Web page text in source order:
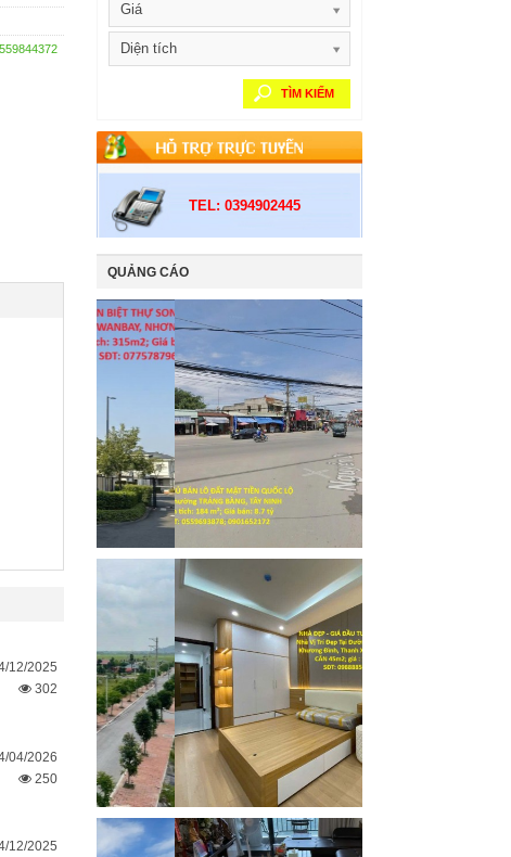
12/2025
302
04/2026
250
12/2025
Giá
Diện tích
TÌM KIẾM
TEL: 0394902445
QUẢNG CÁO